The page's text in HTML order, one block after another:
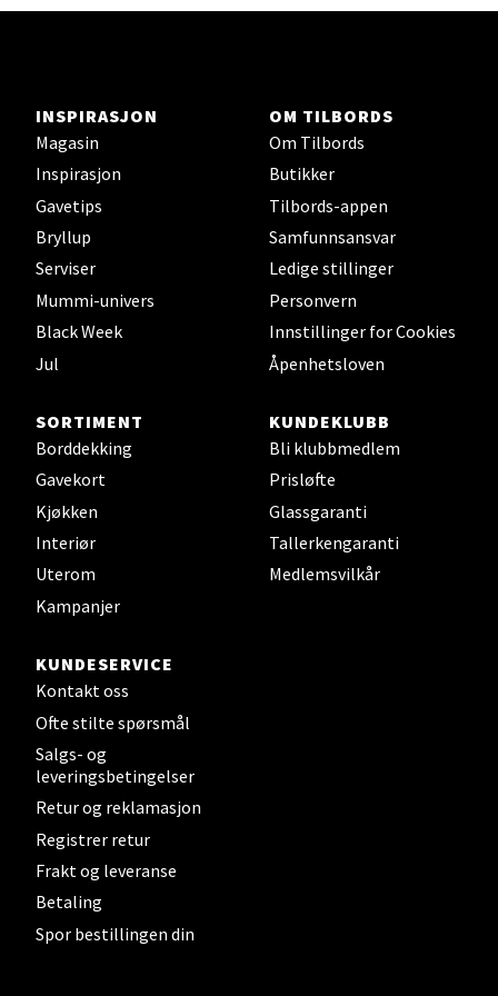
INSPIRASJON
Magasin
Inspirasjon
Gavetips
Bryllup
Serviser
Mummi-univers
Black Week
Jul
OM TILBORDS
Om Tilbords
Butikker
Tilbords-appen
Samfunnsansvar
Ledige stillinger
Personvern
Innstillinger for Cookies
Åpenhetsloven
SORTIMENT
Borddekking
Gavekort
Kjøkken
Interiør
Uterom
Kampanjer
KUNDEKLUBB
Bli klubbmedlem
Prisløfte
Glassgaranti
Tallerkengaranti
Medlemsvilkår
KUNDESERVICE
Kontakt oss
Ofte stilte spørsmål
Salgs- og
leveringsbetingelser
Retur og reklamasjon
Registrer retur
Frakt og leveranse
Betaling
Spor bestillingen din
Velg
Jessheim - Thon Senter Jessheim
Storgata 6, 2050 Jessheim
Åpent i dag 10-21
0 i butikk
Kristiansand - Thon
Sørlandssenteret
Åpent i dag 10-21
Fredrikstad - Torvbyen
Brochsgate 8, 1607 Fredrikstad
Åpent i dag 10-20
0 i butikk